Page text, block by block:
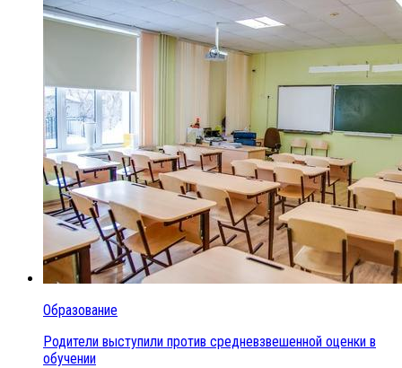
Образование
Родители выступили против средневзвешенной оценки в
обучении